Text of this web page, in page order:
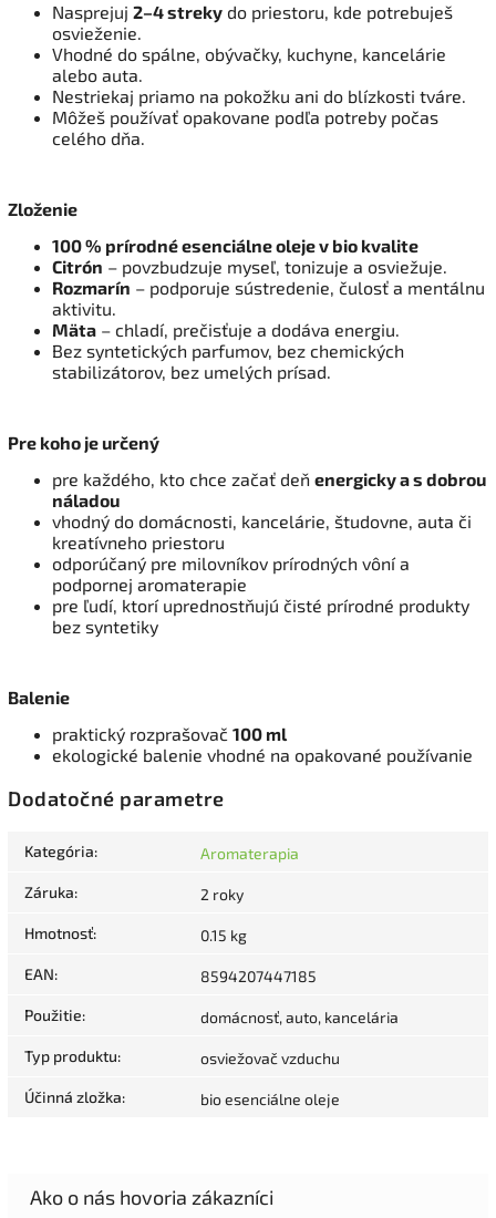
Nasprejuj 2–4 streky do priestoru, kde potrebuješ
osvieženie.
Vhodné do spálne, obývačky, kuchyne, kancelárie
alebo auta.
Nestriekaj priamo na pokožku ani do blízkosti tváre.
Môžeš používať opakovane podľa potreby počas
celého dňa.
Zloženie
100 % prírodné esenciálne oleje v bio kvalite
Citrón – povzbudzuje myseľ, tonizuje a osviežuje.
Rozmarín – podporuje sústredenie, čulosť a mentálnu
aktivitu.
Mäta – chladí, prečisťuje a dodáva energiu.
Bez syntetických parfumov, bez chemických
stabilizátorov, bez umelých prísad.
Pre koho je určený
pre každého, kto chce začať deň energicky a s dobrou
náladou
vhodný do domácnosti, kancelárie, študovne, auta či
kreatívneho priestoru
odporúčaný pre milovníkov prírodných vôní a
podpornej aromaterapie
pre ľudí, ktorí uprednostňujú čisté prírodné produkty
bez syntetiky
Balenie
praktický rozprašovač 100 ml
ekologické balenie vhodné na opakované používanie
Dodatočné parametre
Kategória: Aromaterapia
Záruka: 2 roky
Hmotnosť: 0.15 kg
EAN: 8594207447185
Použitie: domácnosť, auto, kancelária
Typ produktu: osviežovač vzduchu
Účinná zložka: bio esenciálne oleje